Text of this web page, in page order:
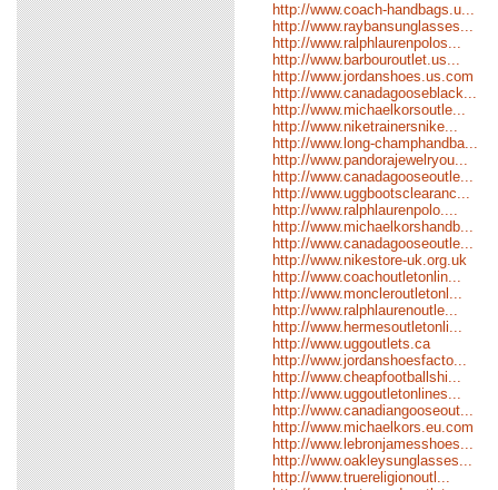
http://www.coach-handbags.u...
http://www.raybansunglasses...
http://www.ralphlaurenpolos...
http://www.barbouroutlet.us...
http://www.jordanshoes.us.com
http://www.canadagooseblack...
http://www.michaelkorsoutle...
http://www.niketrainersnike...
http://www.long-champhandba...
http://www.pandorajewelryou...
http://www.canadagooseoutle...
http://www.uggbootsclearanc...
http://www.ralphlaurenpolo....
http://www.michaelkorshandb...
http://www.canadagooseoutle...
http://www.nikestore-uk.org.uk
http://www.coachoutletonlin...
http://www.moncleroutletonl...
http://www.ralphlaurenoutle...
http://www.hermesoutletonli...
http://www.uggoutlets.ca
http://www.jordanshoesfacto...
http://www.cheapfootballshi...
http://www.uggoutletonlines...
http://www.canadiangooseout...
http://www.michaelkors.eu.com
http://www.lebronjamesshoes...
http://www.oakleysunglasses...
http://www.truereligionoutl...